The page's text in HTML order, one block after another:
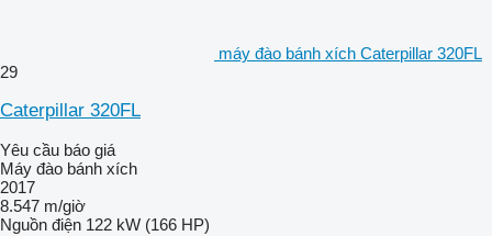
máy đào bánh xích Caterpillar 320FL
29
Caterpillar 320FL
Yêu cầu báo giá
Máy đào bánh xích
2017
8.547 m/giờ
Nguồn điện 122 kW (166 HP)